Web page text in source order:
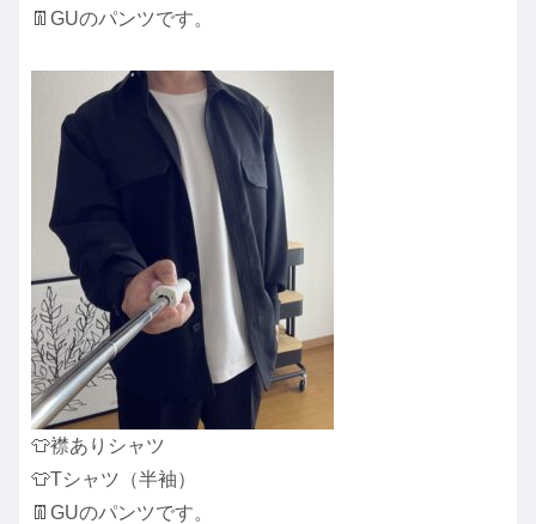
👖GUのパンツです。
👕襟ありシャツ
👕Tシャツ（半袖）
👖GUのパンツです。